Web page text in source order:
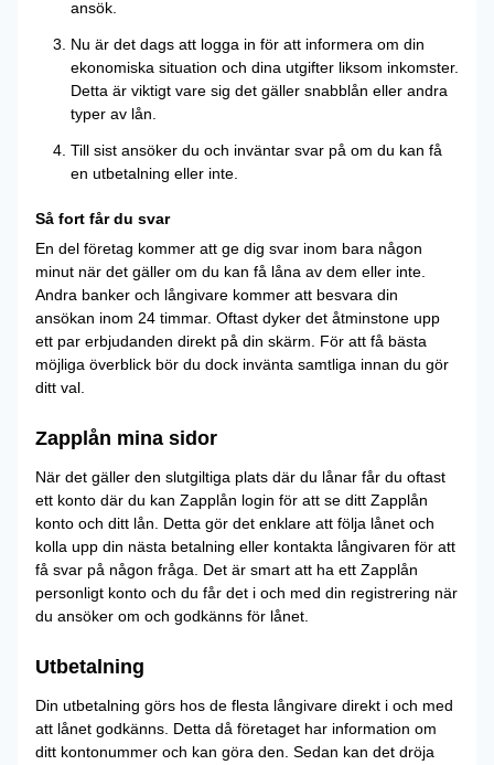
ansök.
Nu är det dags att logga in för att informera om din
ekonomiska situation och dina utgifter liksom inkomster.
Detta är viktigt vare sig det gäller snabblån eller andra
typer av lån.
Till sist ansöker du och inväntar svar på om du kan få
en utbetalning eller inte.
Så fort får du svar
En del företag kommer att ge dig svar inom bara någon
minut när det gäller om du kan få låna av dem eller inte.
Andra banker och långivare kommer att besvara din
ansökan inom 24 timmar. Oftast dyker det åtminstone upp
ett par erbjudanden direkt på din skärm. För att få bästa
möjliga överblick bör du dock invänta samtliga innan du gör
ditt val.
Zapplån mina sidor
När det gäller den slutgiltiga plats där du lånar får du oftast
ett konto där du kan Zapplån login för att se ditt Zapplån
konto och ditt lån. Detta gör det enklare att följa lånet och
kolla upp din nästa betalning eller kontakta långivaren för att
få svar på någon fråga. Det är smart att ha ett Zapplån
personligt konto och du får det i och med din registrering när
du ansöker om och godkänns för lånet.
Utbetalning
Din utbetalning görs hos de flesta långivare direkt i och med
att lånet godkänns. Detta då företaget har information om
ditt kontonummer och kan göra den. Sedan kan det dröja